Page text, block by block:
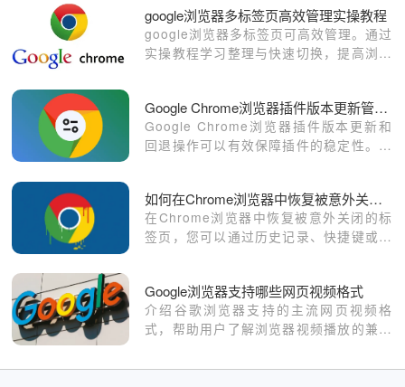
google浏览器多标签页高效管理实操教程
google浏览器多标签页可高效管理。通过
实操教程学习整理与快速切换，提高浏览
Google Chrome浏览器插件版本更新管理及回退操作
Google Chrome浏览器插件版本更新和
回退操作可以有效保障插件的稳定性。本
件的稳定运行。
如何在Chrome浏览器中恢复被意外关闭的标签页
在Chrome浏览器中恢复被意外关闭的标
签页，您可以通过历史记录、快捷键或浏
Google浏览器支持哪些网页视频格式
介绍谷歌浏览器支持的主流网页视频格
式，帮助用户了解浏览器视频播放的兼容